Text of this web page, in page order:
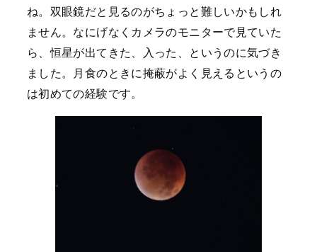
ね。双眼鏡だと見るのがちょっと難しいかもしれ
ません。なにげなくカメラのモニターで見ていた
ら、恒星が出てきた、入った、というのに気づき
ました。月食のときに掩蔽がよく見えるというの
は初めての経験です。